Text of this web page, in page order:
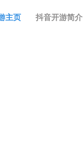
主页 抖音开游简介